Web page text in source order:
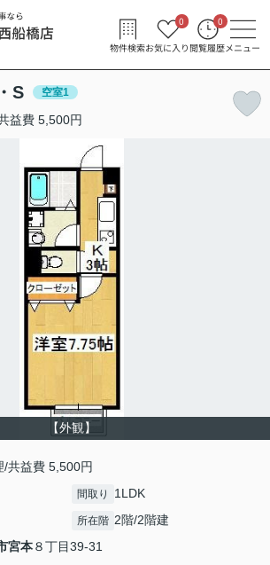
物件検索お気に入り
0
閲覧履歴
0
メニュー
S 空室1
益費 5,500円
【外観】
/共益費 5,500円
間取り 1LDK
所在階 2階/2階建
宮本８丁目39-31